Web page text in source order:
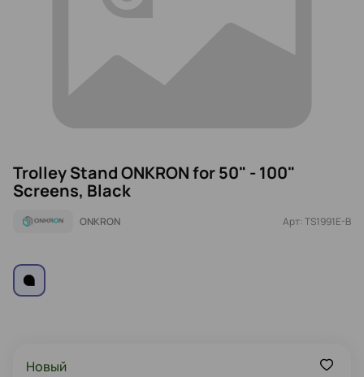
Trolley Stand ONKRON for 50" - 100"
Screens, Black
ONKRON Арт: TS1991E-B
Новый